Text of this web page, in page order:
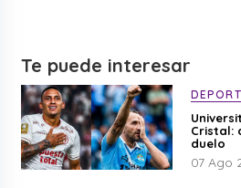
Te puede interesar
Cristal:
duelo
07 Ago